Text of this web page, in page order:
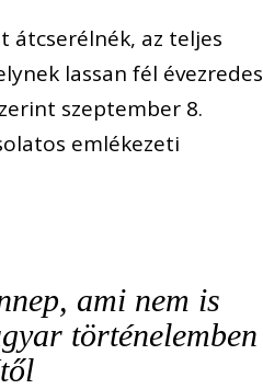
átcserélnék, az teljes
lassan fél évezredes
szeptember 8.
emlékezeti
ami nem is
történelemben